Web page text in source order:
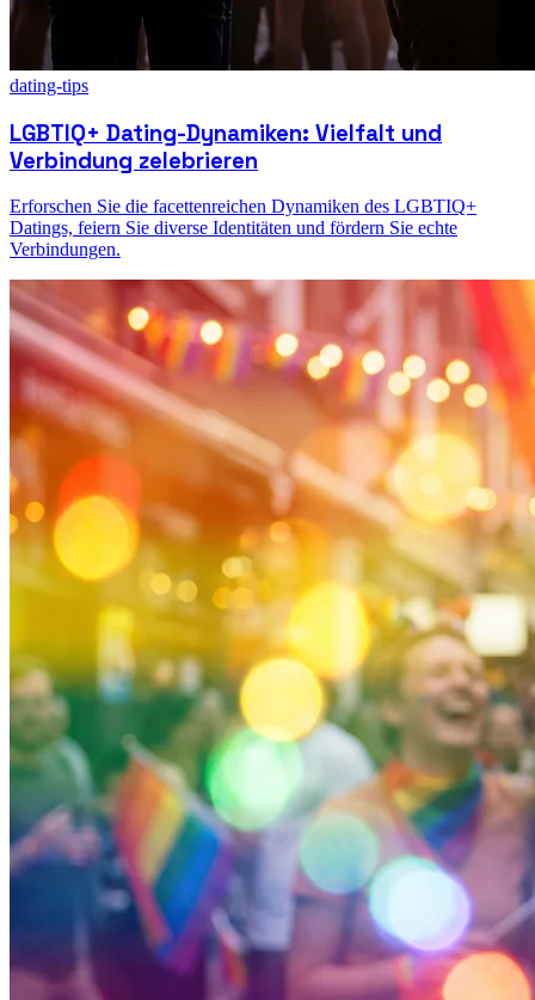
dating-tips
LGBTIQ+ Dating-Dynamiken: Vielfalt und
Verbindung zelebrieren
Erforschen Sie die facettenreichen Dynamiken des LGBTIQ+
Datings, feiern Sie diverse Identitäten und fördern Sie echte
Verbindungen.